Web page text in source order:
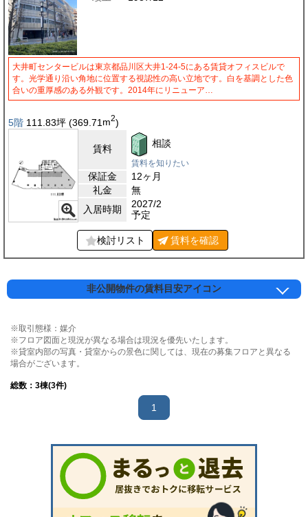
大井町センタービルは東京都品川区大井1-24-5にある賃貸オフィスビルで
す。光学通り沿い角地に位置する視認性の高い立地です。白を基調とした色
合いの重厚感のある外観です。2014年にリニューア…
5階 111.83坪 (369.71 m2)
賃料 相談
賃料を知りたい
保証金
12ヶ月
礼金
無
入居時期
2027/2
予定
検討リスト 賃料を確認
非公開物件の賃料目安アイコン
※取引態様：媒介
※フロア図面と現況が異なる場合は現況を優先いたします。
※貸室内部の写真・貸室からの景色に関しては、現在の募集フロアと異なる
場合がございます。
総数： 3棟(3件)
1